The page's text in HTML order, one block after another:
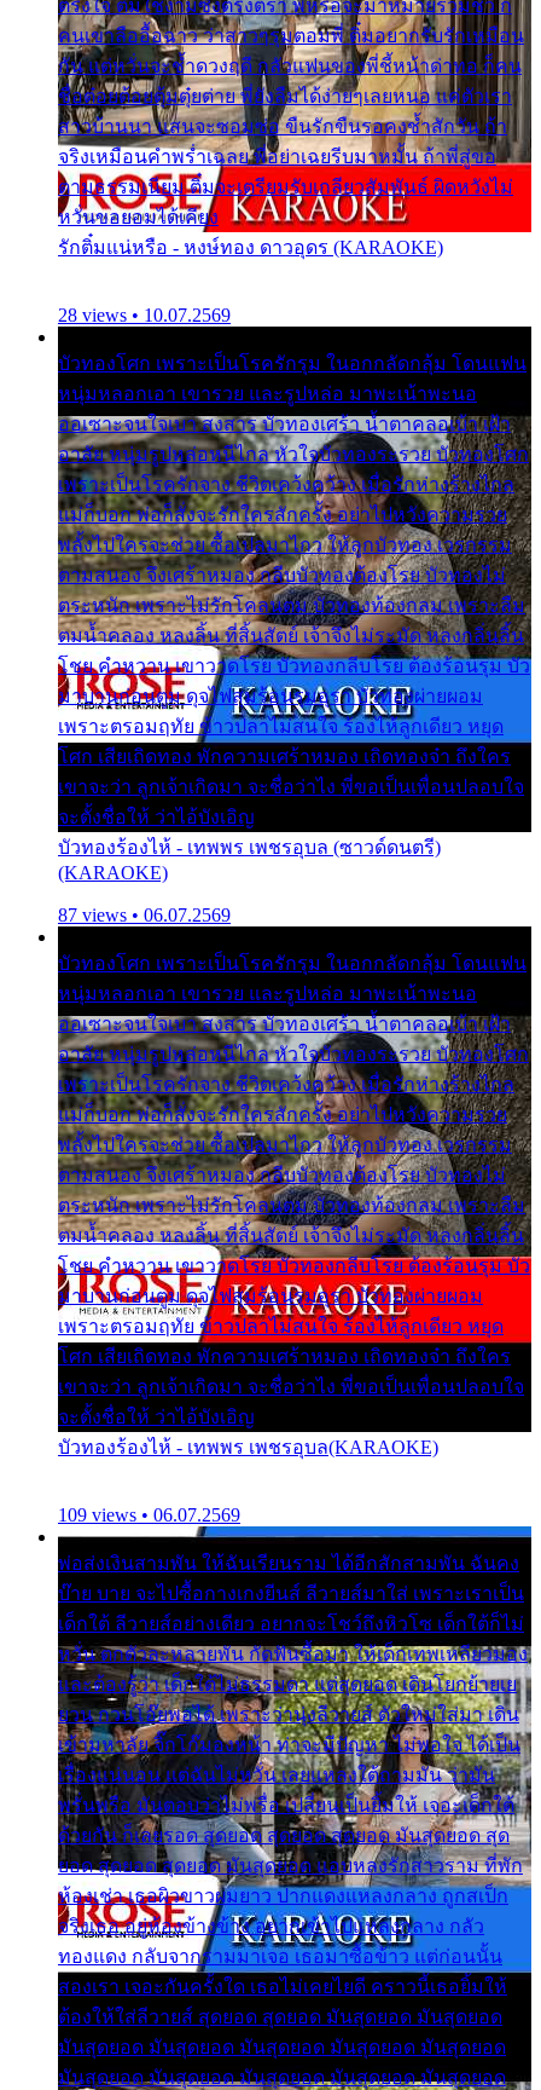
ตรึงใจ ติ๋มใช่งามซึ้งตรึงตรา พี่หรือจะมาหมายร่วมชีวี ก็
คนเขาลืออื้อฉาว ว่าสาวๆรุมตอมพี่ ติ๋มอยากรับรักเหมือน
กัน แต่หวั่นจะช้ำดวงฤดี กลัวแฟนของพี่ชี้หน้าด่าทอ ก็คน
ชื่อต๋อยต้อยตุ้มตุ๋ยต่าย พี่ยังลืมได้ง่ายๆเลยหนอ แค่ตัวเรา
สาวบ้านนา แสนจะซอมซ่อ ขืนรักขืนรอคงช้ำสักวัน ถ้า
จริงเหมือนคำพร่ำเฉลย พี่อย่าเฉยรีบมาหมั้น ถ้าพี่สู่ขอ
ตามธรรมเนียม ติ๋มจะเตรียมรับเกลียวสัมพันธ์ ผิดหวังไม่
หวั่นขอยอมได้เคียง
รักติ๋มแน่หรือ - หงษ์ทอง ดาวอุดร (KARAOKE)
28 views • 10.07.2569
บัวทองโศก เพราะเป็นโรครักรุม ในอกกลัดกลุ้ม โดนแฟน
หนุ่มหลอกเอา เขารวย และรูปหล่อ มาพะเน้าพะนอ
ออเซาะจนใจเบา สงสาร บัวทองเศร้า น้ำตาคลอเบ้า เฝ้า
อาลัย หนุ่มรูปหล่อหนีไกล หัวใจบัวทองระรวย บัวทองโศก
เพราะเป็นโรครักจาง ชีวิตเคว้งคว้าง เมื่อรักห่างร้างไกล
แม่ก็บอก พ่อก็สั่งจะรักใครสักครั้ง อย่าไปหวังความรวย
พลั้งไปใครจะช่วย ซื้อเปลมาไกว ให้ลูกบัวทอง เวรกรรม
ตามสนอง จึงเศร้าหมอง กลีบบัวทองต้องโรย บัวทองไม่
ตระหนัก เพราะไม่รักโคลนตม บัวทองท้องกลม เพราะลืม
ตมน้ำคลอง หลงลิ้น ที่สิ้นสัตย์ เจ้าจึงไม่ระมัด หลงกลิ่นลิ้น
โชย คำหวาน เขาวาดโรย บัวทองกลีบโรย ต้องร้อนรุม บัว
มาบานก่อนตูม ดุจไฟสุมร้อนรุมอุรา บัวทองผ่ายผอม
เพราะตรอมฤทัย ข้าวปลาไม่สนใจ ร้องไห้ลูกเดียว หยุด
โศก เสียเถิดทอง พักความเศร้าหมอง เถิดทองจ๋า ถึงใคร
เขาจะว่า ลูกเจ้าเกิดมา จะชื่อว่าไง พี่ขอเป็นเพื่อนปลอบใจ
จะตั้งชื่อให้ ว่าไอ้บังเอิญ
บัวทองร้องไห้ - เทพพร เพชรอุบล (ซาวด์ดนตรี)
(KARAOKE)
87 views • 06.07.2569
บัวทองโศก เพราะเป็นโรครักรุม ในอกกลัดกลุ้ม โดนแฟน
หนุ่มหลอกเอา เขารวย และรูปหล่อ มาพะเน้าพะนอ
ออเซาะจนใจเบา สงสาร บัวทองเศร้า น้ำตาคลอเบ้า เฝ้า
อาลัย หนุ่มรูปหล่อหนีไกล หัวใจบัวทองระรวย บัวทองโศก
เพราะเป็นโรครักจาง ชีวิตเคว้งคว้าง เมื่อรักห่างร้างไกล
แม่ก็บอก พ่อก็สั่งจะรักใครสักครั้ง อย่าไปหวังความรวย
พลั้งไปใครจะช่วย ซื้อเปลมาไกว ให้ลูกบัวทอง เวรกรรม
ตามสนอง จึงเศร้าหมอง กลีบบัวทองต้องโรย บัวทองไม่
ตระหนัก เพราะไม่รักโคลนตม บัวทองท้องกลม เพราะลืม
ตมน้ำคลอง หลงลิ้น ที่สิ้นสัตย์ เจ้าจึงไม่ระมัด หลงกลิ่นลิ้น
โชย คำหวาน เขาวาดโรย บัวทองกลีบโรย ต้องร้อนรุม บัว
มาบานก่อนตูม ดุจไฟสุมร้อนรุมอุรา บัวทองผ่ายผอม
เพราะตรอมฤทัย ข้าวปลาไม่สนใจ ร้องไห้ลูกเดียว หยุด
โศก เสียเถิดทอง พักความเศร้าหมอง เถิดทองจ๋า ถึงใคร
เขาจะว่า ลูกเจ้าเกิดมา จะชื่อว่าไง พี่ขอเป็นเพื่อนปลอบใจ
จะตั้งชื่อให้ ว่าไอ้บังเอิญ
บัวทองร้องไห้ - เทพพร เพชรอุบล(KARAOKE)
109 views • 06.07.2569
พ่อส่งเงินสามพัน ให้ฉันเรียนราม ได้อีกสักสามพัน ฉันคง
บ๊าย บาย จะไปซื้อกางเกงยีนส์ ลีวายส์มาใส่ เพราะเราเป็น
เด็กใต้ ลีวายส์อย่างเดียว อยากจะโชว์ถึงหิวโซ เด็กใต้ก็ไม่
หวั่น ตกตัวละหลายพัน กัดฟันซื้อมา ให้เด็กเทพเหลียวมอง
และต้องรู้ว่า เด็กใต้ไม่ธรรมดา แต่สุดยอด เดินโยกย้ายเย
ยวน กวนโอ๊ยพอได้ เพราะว่านุ่งลีวายส์ ตัวใหม่ใส่มา เดิน
เข้ามหาลัย จิ๊กโก๊มองหน้า ท่าจะมีปัญหา ไม่พอใจ ได้เป็น
เรื่องแน่นอน แต่ฉันไม่หวั่น เลยแหลงใต้ถามมัน ว่ามัน
พรั่นพรือ มันตอบว่าไม่พรื่อ เปลี่ยนเป็นยิ้มให้ เจอะเด็กใต้
ด้วยกัน ก็เลยรอด สุดยอด สุดยอด สุดยอด มันสุดยอด สุด
ยอด สุดยอด สุดยอด มันสุดยอด แอบหลงรักสาวราม ที่พัก
ห้องเช่า เธอผิวขาวผมยาว ปากแดงแหลงกลาง ถูกสเป็ก
จริงเธอ อยู่ห้องข้างข้าง อยากเข้าไปแหลงกลาง กลัว
ทองแดง กลับจากรามมาเจอ เธอมาซื้อข้าว แต่ก่อนนั้น
สองเรา เจอะกันครั้งใด เธอไม่เคยไยดี คราวนี้เธอยิ้มให้
ต้องให้ใส่ลีวายส์ สุดยอด สุดยอด มันสุดยอด มันสุดยอด
มันสุดยอด มันสุดยอด มันสุดยอด มันสุดยอด มันสุดยอด
มันสุดยอด มันสุดยอด มันสุดยอด มันสุดยอด มันสุดยอด